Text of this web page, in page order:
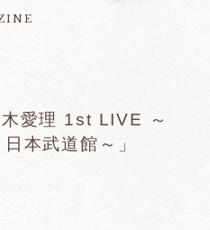
愛理 1st LIVE ～
本武道館～」